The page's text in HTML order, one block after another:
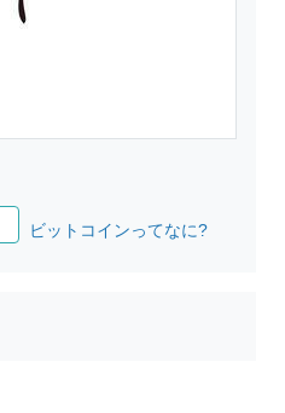
ビットコインってなに?